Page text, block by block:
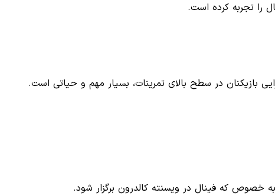
بازیکنان در سطح بالای تمرینات، بسیار مهم و حیاتی است.
خصوص که فینال در ویسنته کالدرون برگزار شود.